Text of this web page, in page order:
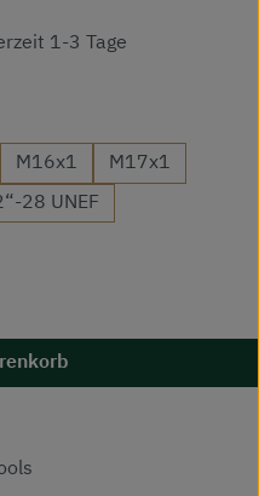
1-3 Tage
M16x1 M17x1
28 UNEF
gewünschten